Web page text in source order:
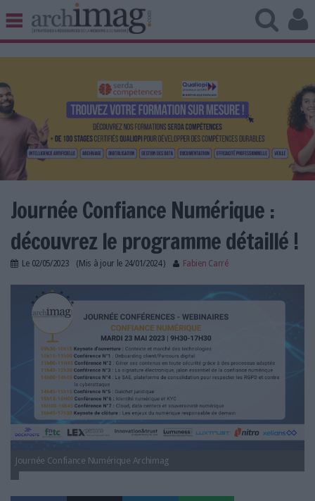
BIBLIOTHÈQUE ÉDITION
UNIVERS DATA
TRAVAIL COLLABORATIF
VIE NUMÉRIQUE
NUMÉRIQUE RESPONSABLE
LES DOSSIERS
LE MAGAZINE
LES GUIDES PRATIQUES
LES BASES DE DONNÉES
L'ESPACE EMPLOI
L'AGENDA
L'ANNUAIRE DES ACTEURS
LES LIVRES BLANCS
LES SUPPLÉMENTS
NOS OFFRES D'ABONNEMENTS
Journée Confiance Numérique :
découvrez le programme détaillé !
Le 02/05/2023 (Mis à jour le 24/01/2024) Fabien Carré
journee_confiance_numerique_2023.png
Journée Confiance Numérique Archimag